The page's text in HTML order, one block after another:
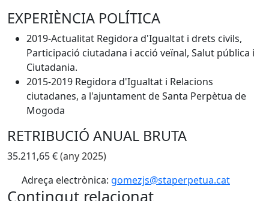
EXPERIÈNCIA POLÍTICA
2019-Actualitat Regidora d'Igualtat i drets civils,
Participació ciutadana i acció veïnal, Salut pública i
Ciutadania.
2015-2019 Regidora d'Igualtat i Relacions
ciutadanes, a l'ajuntament de Santa Perpètua de
Mogoda
RETRIBUCIÓ ANUAL BRUTA
35.211,65 €(any 2025)
Adreça electrònica: gomezjs@staperpetua.cat
Contingut relacionat